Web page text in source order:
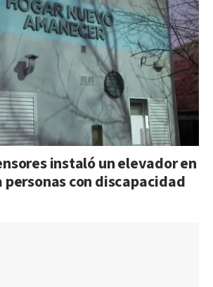
instaló un elevador en
personas con discapacidad